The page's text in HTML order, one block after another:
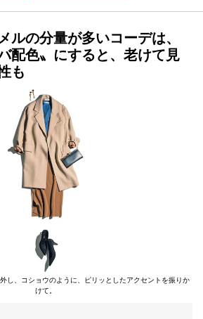
ルの分量が多いコーデは、
配色〟にすると、老けて見
も
し、コショウのように、ピリッとしたアクセントを振りか
けて。